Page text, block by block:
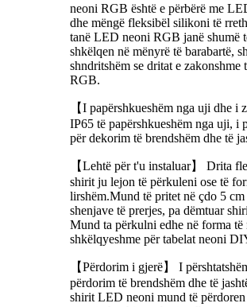
neoni RGB është e përbërë me
dhe mëngë fleksibël silikoni të
tanë LED neoni RGB janë shumë
shkëlqen në mënyrë të barabartë,
shndritshëm se dritat e zakonshme
RGB.
【I papërshkueshëm nga uji dhe i
IP65 të papërshkueshëm nga uji, i
për dekorim të brendshëm dhe të
【Lehtë për t'u instaluar】 Drita
shirit ju lejon të përkuleni ose të
lirshëm.Mund të pritet në çdo 5 cm
shenjave të prerjes, pa dëmtuar
Mund ta përkulni edhe në forma të
shkëlqyeshme për tabelat neoni
【Përdorim i gjerë】 I
përdorim të brendshëm dhe të
shirit LED neoni mund të